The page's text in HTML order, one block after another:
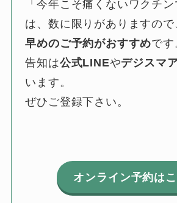
「今年こそ痛くないワクチ
は、数に限りがありますので
早めのご予約がおすすめです
告知は公式LINEやデジスマ
います。
ぜひご登録下さい。
オンライン予約は